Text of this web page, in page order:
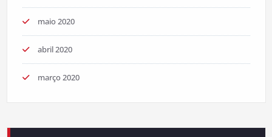
maio 2020
abril 2020
março 2020